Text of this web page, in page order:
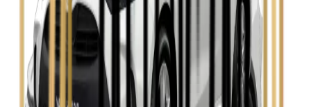
Skoda Fabia
Zobacz
Skoda Kamiq
Zobacz